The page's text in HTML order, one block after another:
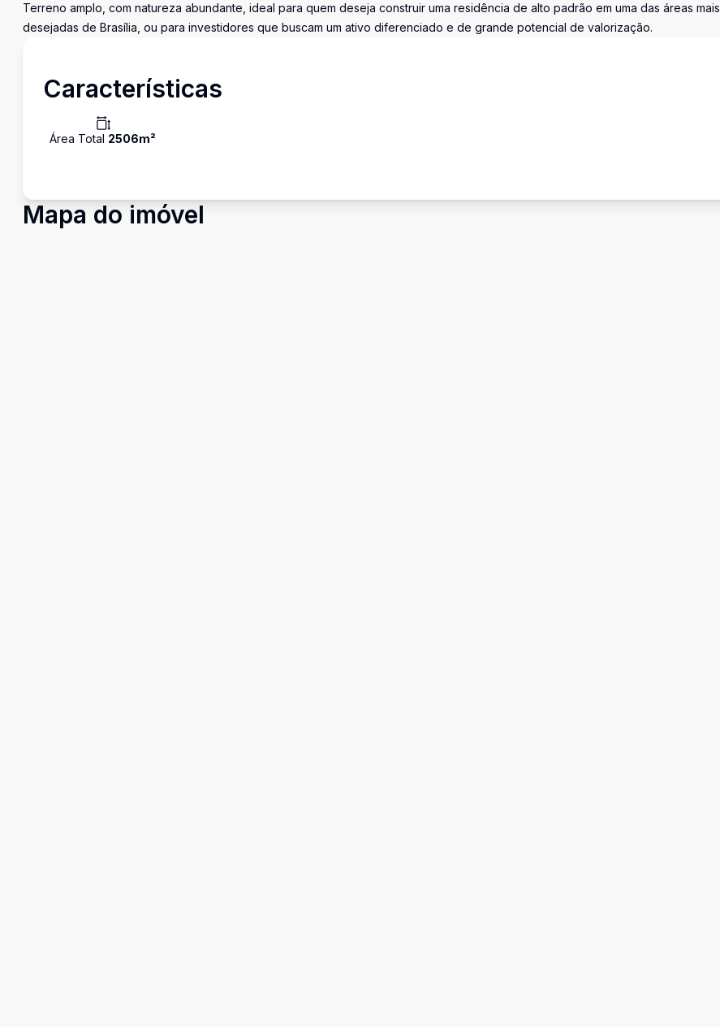
Terreno amplo, com natureza abundante, ideal para quem deseja construir uma residência de alto padrão em uma das áreas mais
desejadas de Brasília, ou para investidores que buscam um ativo diferenciado e de grande potencial de valorização.
Características
Área Total 2506m²
Mapa do imóvel